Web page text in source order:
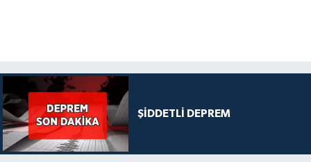
ŞİDDETLİ DEPREM